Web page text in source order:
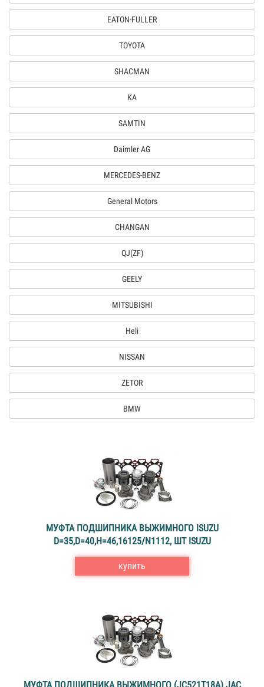
EATON-FULLER
TOYOTA
SHACMAN
КА
SAMTIN
Daimler AG
MERCEDES-BENZ
General Motors
CHANGAN
QJ(ZF)
GEELY
MITSUBISHI
Heli
NISSAN
ZETOR
BMW
МУФТА ПОДШИПНИКА ВЫЖИМНОГО ISUZU
D=35,D=40,H=46,16125/N1112, ШТ ISUZU
купить